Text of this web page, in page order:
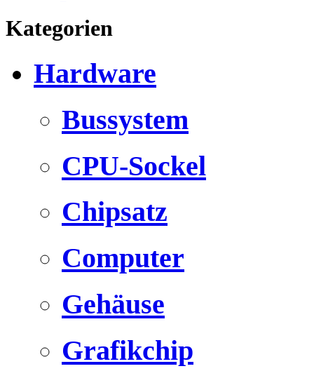
Kategorien
Hardware
Bussystem
CPU-Sockel
Chipsatz
Computer
Gehäuse
Grafikchip